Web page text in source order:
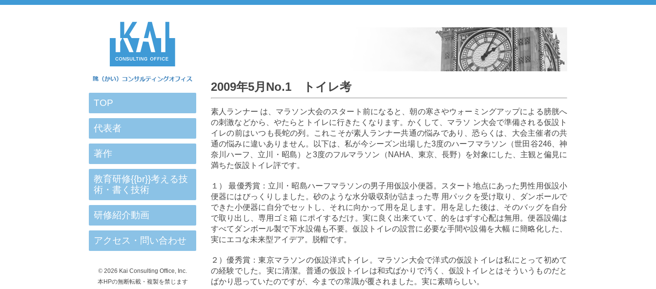
TOP
代表者
著作
教育研修{{br}}考える技
術・書く技術
研修紹介動画
アクセス・問い合わせ
© 2026 Kai Consulting Office, Inc.
本HPの無断転載・複製を禁じます
2009年5月No.1 トイレ考
素人ランナー は、マラソン大会のスタート前になると、朝の寒さやウォーミングアップによる膀胱へ
の刺激などから、やたらとトイレに行きたくなります。かくして、マラソ ン大会で準備される仮設ト
イレの前はいつも長蛇の列。これこそが素人ランナー共通の悩みであり、恐らくは、大会主催者の共
通の悩みに違いありません。以下は、私が今シーズン出場した3度のハーフマラソン（世田谷246、神
奈川ハーフ、立川・昭島）と3度のフルマラソン（NAHA、東京、長野）を対象にした、主観と偏見に
満ちた仮設トイレ評です。
１） 最優秀賞：立川・昭島ハーフマラソンの男子用仮設小便器。スタート地点にあった男性用仮設小
便器にはびっくりしました。砂のような水分吸収剤が詰まった専 用パックを受け取り、ダンボールで
できた小便器に自分でセットし、それに向かって用を足します。用を足した後は、そのバッグを自分
で取り出し、専用ゴミ箱 にポイするだけ。実に良く出来ていて、的をはずす心配は無用。便器設備は
すべてダンボール製で下水設備も不要。仮設トイレの設営に必要な手間や設備を大幅 に簡略化した、
実にエコな未来型アイデア。脱帽です。
２）優秀賞：東京マラソンの仮設洋式トイレ。マラソン大会で洋式の仮設トイレは私にとって初めて
の経験でした。実に清潔。普通の仮設トイレは和式ばかりで汚く、仮設トイレとはそういうものだと
ばかり思っていたのですが、今までの常識が覆されました。実に素晴らしい。